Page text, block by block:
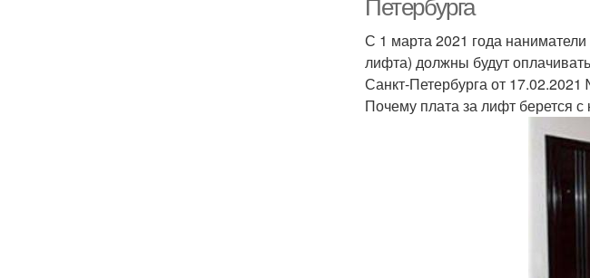
Петербурга
С 1 марта 2021 года
лифта) должны будут
Санкт‑Петербурга от
Почему плата за лифт берется с